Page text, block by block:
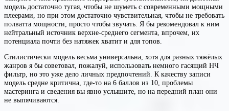
модель достаточно тугая, чтобы не шуметь с современными мощными
плеерами, но при этом достаточно чувствительная, чтобы не требовать
полватта мощности, просто чтобы звучать. Я бы рекомендовал к ним
нейтральный источник верхне-среднего сегмента, впрочем, их
потенциала почти без натяжек хватит и для топов.
Стилистически модель весьма универсальна, хотя для разных тяжёлых
жанров я бы советовал, пожалуй, использовать немного гасящий НЧ
фильтр, но это уже дело личных предпочтений. К качеству записи
модель средне критична, где-то на 6 баллов из 10, проблемы
мастеринга и сведения вы явно услышите, но на передний план они
не выпячиваются.